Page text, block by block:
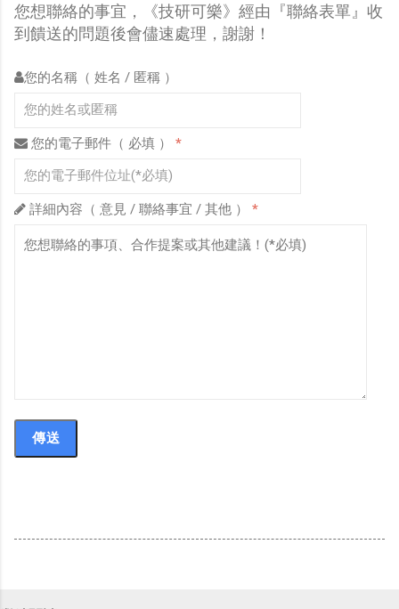
您想聯絡的事宜，《技研可樂》經由『聯絡表單』收
到饋送的問題後會儘速處理，謝謝 ！
您的名稱（ 姓名 / 匿稱 ）
您的電子郵件（ 必填 ） *
詳細內容（ 意見 / 聯絡事宜 / 其他 ） *